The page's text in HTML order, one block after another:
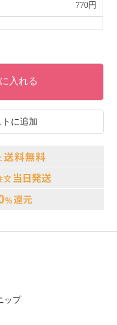
770円
入れる
に追加
ップ